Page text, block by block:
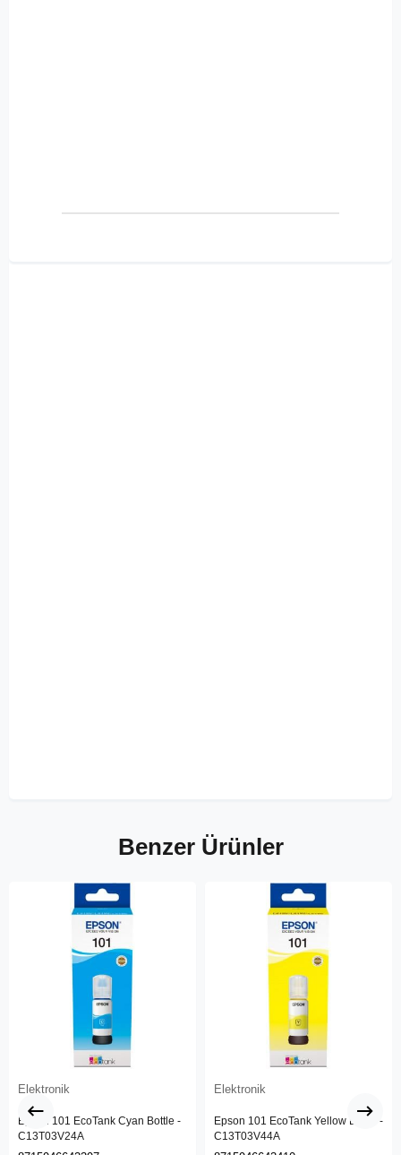
Benzer Ürünler
Elektronik
Epson 101 EcoTank Cyan Bottle -
C13T03V24A
Elektronik
Epson 101 EcoTank Yellow Bottle -
C13T03V44A